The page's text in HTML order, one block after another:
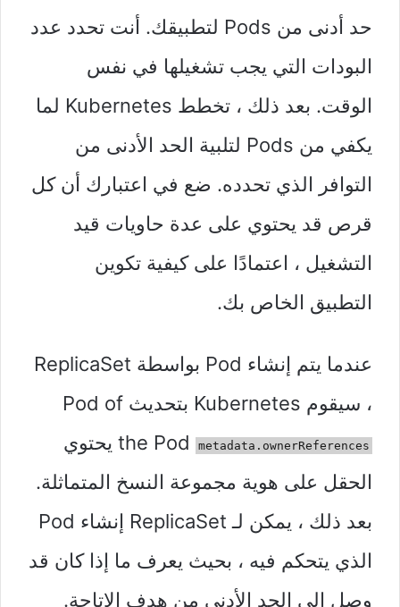
حد أدنى من Pods لتطبيقك. أنت تحدد عدد
البودات التي يجب تشغيلها في نفس
الوقت. بعد ذلك ، تخطط Kubernetes لما
يكفي من Pods لتلبية الحد الأدنى من
التوافر الذي تحدده. ضع في اعتبارك أن كل
قرص قد يحتوي على عدة حاويات قيد
التشغيل ، اعتمادًا على كيفية تكوين
التطبيق الخاص بك.
عندما يتم إنشاء Pod بواسطة ReplicaSet
، سيقوم Kubernetes بتحديث Pod of
the Pod
metadata.ownerReferences
يحتوي
الحقل على هوية مجموعة النسخ المتماثلة.
بعد ذلك ، يمكن لـ ReplicaSet إنشاء Pod
الذي يتحكم فيه ، بحيث يعرف ما إذا كان قد
وصل إلى الحد الأدنى من هدف الإتاحة.